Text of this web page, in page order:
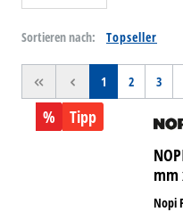
Sortieren nach:
<< < 1 2 3
%
Tipp
mm
Nopi